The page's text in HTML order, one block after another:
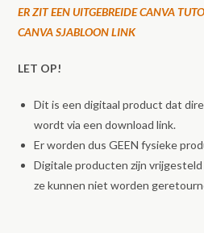
ER ZIT EEN UITGEBREIDE CANVA
CANVA SJABLOON LINK
LET OP!
Dit is een digitaal product dat
wordt via een download link.
Er worden dus GEEN fysieke
Digitale producten zijn
ze kunnen niet worden